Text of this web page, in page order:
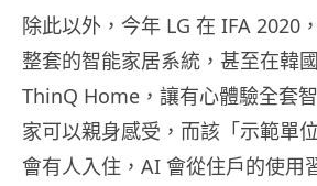
除此以外，今年 LG 在 IFA 2020
整套的智能家居系統，甚至在韓
ThinQ Home，讓有心體驗全套
家可以親身感受，而該「示範單
會有人入住，AI 會從住戶的使用